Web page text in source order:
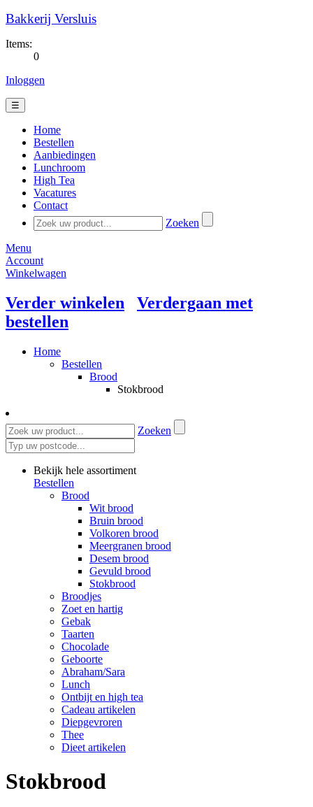
Bakkerij Versluis
Items:
0
Inloggen
☰
Home
Bestellen
Aanbiedingen
Lunchroom
High Tea
Vacatures
Contact
Zoeken
Menu
Account
Winkelwagen
Verder winkelen
Verdergaan met
bestellen
Home
Bestellen
Brood
Stokbrood
Zoeken
Bekijk hele assortiment
Bestellen
Brood
Wit brood
Bruin brood
Volkoren brood
Meergranen brood
Desem brood
Gevuld brood
Stokbrood
Broodjes
Zoet en hartig
Gebak
Taarten
Chocolade
Geboorte
Abraham/Sara
Lunch
Ontbijt en high tea
Cadeau artikelen
Diepgevroren
Thee
Dieet artikelen
Stokbrood